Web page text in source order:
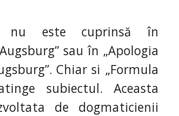
nu este cuprinsă în
sau în „Apologia
Chiar si „Formula
subiectul. Aceasta
de dogmaticienii